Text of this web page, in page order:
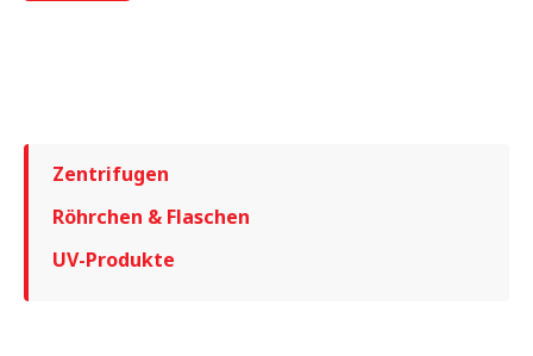
Zentrifugen
Röhrchen & Flaschen
UV-Produkte